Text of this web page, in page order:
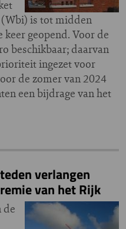
is tot midden
geopend. Voor de
beschikbaar; daarvan
ingezet voor
de zomer van 2024
een bijdrage van het
verlangen
van het Rijk
de